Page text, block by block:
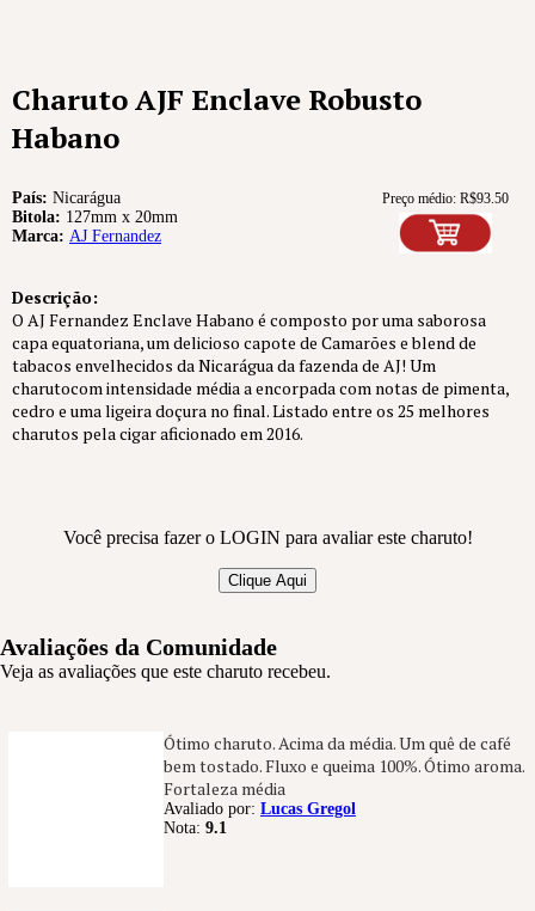
Charuto AJF Enclave Robusto
Habano
País: Nicarágua
Bitola: 127mm x 20mm
Marca: AJ Fernandez
Preço médio: R$93.50
Descrição:
O AJ Fernandez Enclave Habano é composto por uma saborosa
capa equatoriana, um delicioso capote de Camarões e blend de
tabacos envelhecidos da Nicarágua da fazenda de AJ! Um
charutocom intensidade média a encorpada com notas de pimenta,
cedro e uma ligeira doçura no final. Listado entre os 25 melhores
charutos pela cigar aficionado em 2016.
Você precisa fazer o LOGIN para avaliar este charuto!
Clique Aqui
Avaliações da Comunidade
Veja as avaliações que este charuto recebeu.
Ótimo charuto. Acima da média. Um quê de café
bem tostado. Fluxo e queima 100%. Ótimo aroma.
Fortaleza média
Avaliado por: Lucas Gregol
Nota: 9.1